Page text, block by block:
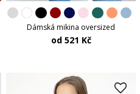
Dámská mikina oversized
od 521 Kč